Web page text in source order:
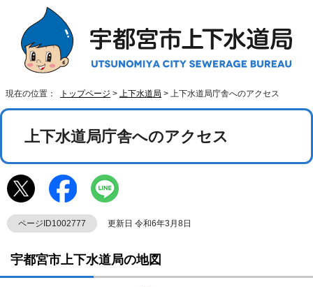
現在の位置： トップページ > 上下水道局 > 上下水道局庁舎へのアクセス
上下水道局庁舎へのアクセス
ページID1002777 更新日 令和6年3月8日
宇都宮市上下水道局の地図